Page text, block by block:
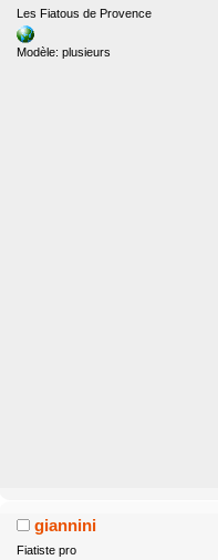
Les Fiatous de Provence
Modèle: plusieurs
giannini
Fiatiste pro